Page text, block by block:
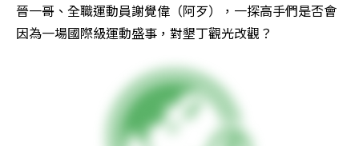
晉一哥、全職運動員謝覺偉（阿歹），一探高手們是否會
因為一場國際級運動盛事，對墾丁觀光改觀？